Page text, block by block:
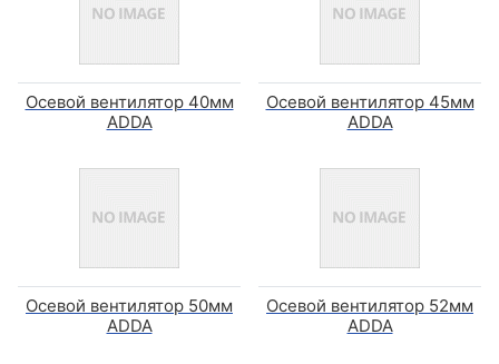
Осевой вентилятор 40мм
ADDA
Осевой вентилятор 45мм
ADDA
Осевой вентилятор 50мм
ADDA
Осевой вентилятор 52мм
ADDA